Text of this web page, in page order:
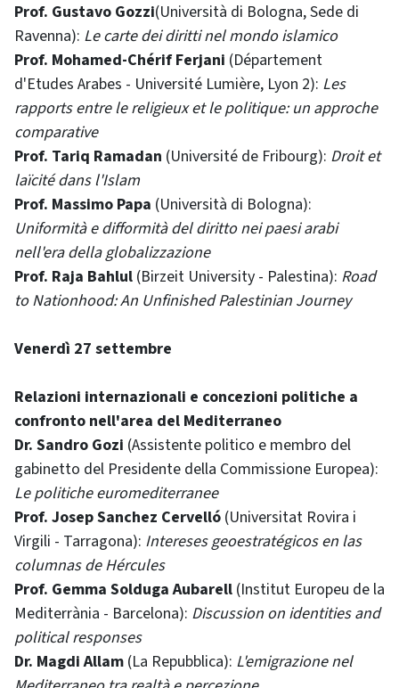
Prof. Gustavo Gozzi(Università di Bologna, Sede di
Ravenna): Le carte dei diritti nel mondo islamico
Prof. Mohamed-Chérif Ferjani (Département
d'Etudes Arabes - Université Lumière, Lyon 2): Les
rapports entre le religieux et le politique: un approche
comparative
Prof. Tariq Ramadan (Université de Fribourg): Droit et
laïcité dans l'Islam
Prof. Massimo Papa (Università di Bologna):
Uniformità e difformità del diritto nei paesi arabi
nell'era della globalizzazione
Prof. Raja Bahlul (Birzeit University - Palestina): Road
to Nationhood: An Unfinished Palestinian Journey
Venerdì 27 settembre
Relazioni internazionali e concezioni politiche a
confronto nell'area del Mediterraneo
Dr. Sandro Gozi (Assistente politico e membro del
gabinetto del Presidente della Commissione Europea):
Le politiche euromediterranee
Prof. Josep Sanchez Cervelló (Universitat Rovira i
Virgili - Tarragona): Intereses geoestratégicos en las
columnas de Hércules
Prof. Gemma Solduga Aubarell (Institut Europeu de la
Mediterrània - Barcelona): Discussion on identities and
political responses
Dr. Magdi Allam (La Repubblica): L'emigrazione nel